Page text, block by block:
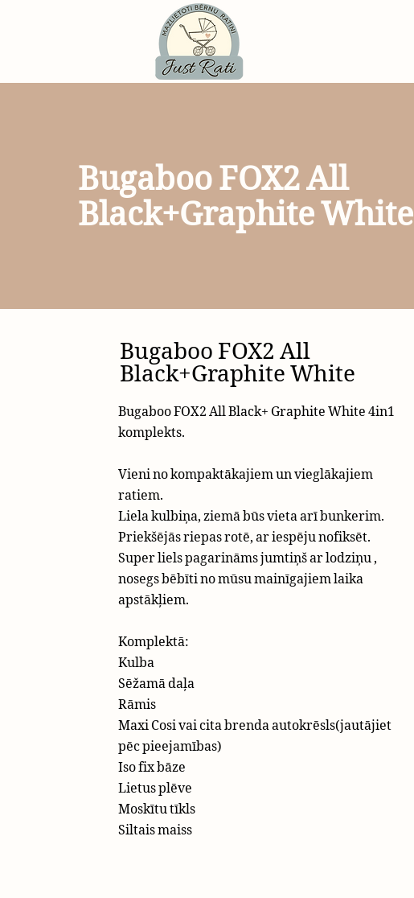
Bugaboo FOX2 All
Black+Graphite White
Bugaboo FOX2 All
Black+Graphite White
Bugaboo FOX2 All Black+ Graphite White 4in1
komplekts.
Vieni no kompaktākajiem un vieglākajiem
ratiem.
Liela kulbiņa, ziemā būs vieta arī bunkerim.
Priekšējās riepas rotē, ar iespēju nofiksēt.
Super liels pagarināms jumtiņš ar lodziņu ,
nosegs bēbīti no mūsu mainīgajiem laika
apstākļiem.
Komplektā:
Kulba
Sēžamā daļa
Rāmis
Maxi Cosi vai cita brenda autokrēsls(jautājiet
pēc pieejamības)
Iso fix bāze
Lietus plēve
Moskītu tīkls
Siltais maiss